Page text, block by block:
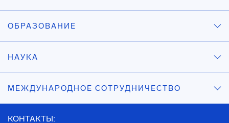
ОБРАЗОВАНИЕ
НАУКА
МЕЖДУНАРОДНОЕ СОТРУДНИЧЕСТВО
КОНТАКТЫ: